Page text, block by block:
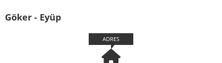
Göker - Eyüp
ADRES